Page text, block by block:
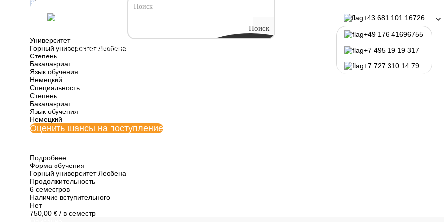
Поиск
+43 681 101 16726
+49 176 41696755
+7 495 19 19 317
+7 727 310 14 79
Учеба в Австрии Программы обучения
Все программы обучения Австрии
Промышленная логистика
Университет
Горный университет Леобена
Степень
Бакалавриат
Язык обучения
Немецкий
Специальность
Степень
Бакалавриат
Язык обучения
Немецкий
Оценить шансы на поступление
Подробнее
Форма обучения
Горный университет Леобена
Продолжительность
6 семестров
Наличие вступительного
Нет
750,00 €/ в семестр